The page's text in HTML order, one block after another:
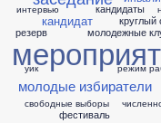
интервью
кандидат
кандидаты
круглый
молодежные
молодые избиратели
режим
резерв
свободные выборы
уик
фестиваль